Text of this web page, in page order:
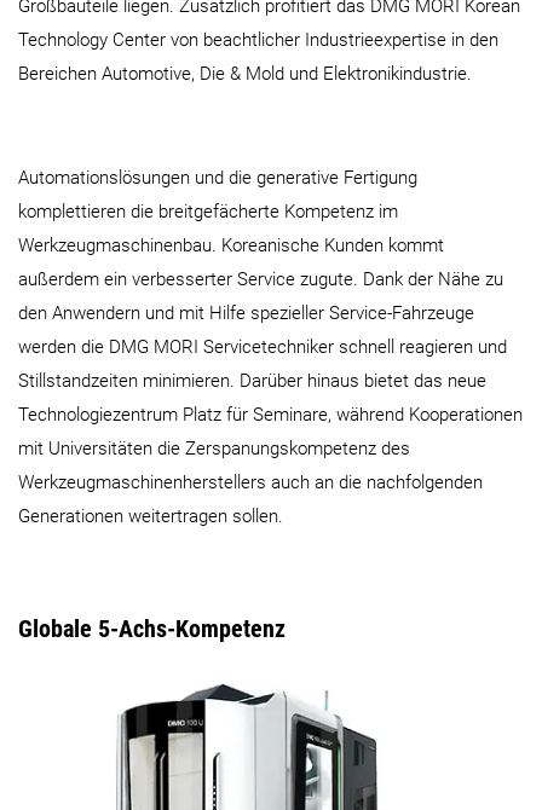
Großbauteile liegen. Zusätzlich profitiert das DMG MORI Korean
Technology Center von beachtlicher Industrieexpertise in den
Bereichen Automotive, Die & Mold und Elektronikindustrie.
Automationslösungen und die generative Fertigung
komplettieren die breitgefächerte Kompetenz im
Werkzeugmaschinenbau. Koreanische Kunden kommt
außerdem ein verbesserter Service zugute. Dank der Nähe zu
den Anwendern und mit Hilfe spezieller Service-Fahrzeuge
werden die DMG MORI Servicetechniker schnell reagieren und
Stillstandzeiten minimieren. Darüber hinaus bietet das neue
Technologiezentrum Platz für Seminare, während Kooperationen
mit Universitäten die Zerspanungskompetenz des
Werkzeugmaschinenherstellers auch an die nachfolgenden
Generationen weitertragen sollen.
Globale 5-Achs-Kompetenz